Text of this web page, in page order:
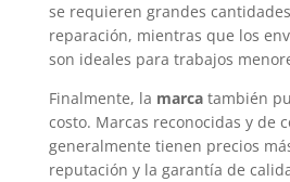
se requieren grandes
reparación, mientras que los
son ideales para trabajos
Finalmente, la marcatambién
costo. Marcas reconocidas y de
generalmente tienen precios
reputación y la garantía de